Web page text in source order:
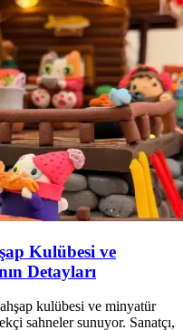
Kulübesi ve
Detayları
kulübesi ve minyatür
sahneler sunuyor. Sanatçı,